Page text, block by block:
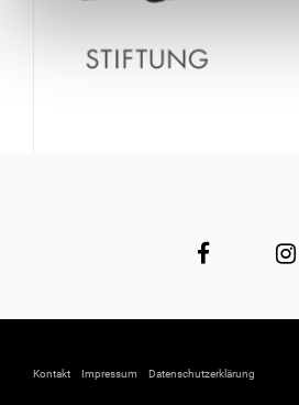
Kontakt Impressum Datenschutzerklärung